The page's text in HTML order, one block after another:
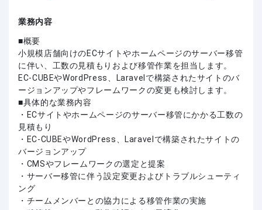
業務内容
■概要
小規模店舗向けのECサイトやホームページのサーバー移管
に伴い、工数の見積もりおよび移管作業を担当します。
EC-CUBEやWordPress、Laravelで構築されたサイトのバ
ージョンアップやフレームワークの変更も検討します。
■具体的な業務内容
・ECサイトやホームページのサーバー移管にかかる工数の
見積もり
・EC-CUBEやWordPress、Laravelで構築されたサイトの
バージョンアップ
・CMSやフレームワークの選定と提案
・サーバー移管に伴う設定変更およびトラブルシューティ
ング
・チームメンバーとの協力による移管作業の実施